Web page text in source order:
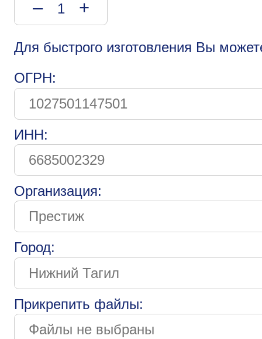
– +
Для быстрого изготовления Вы
ОГРН:
ИНН:
Организация:
Город:
Прикрепить файлы: